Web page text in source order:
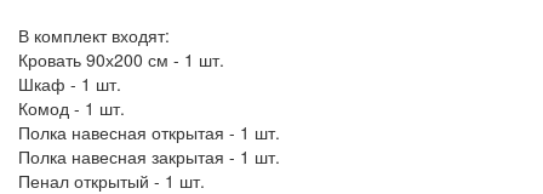
В комплект входят:
Кровать 90х200 см - 1 шт.
Шкаф - 1 шт.
Комод - 1 шт.
Полка навесная открытая - 1 шт.
Полка навесная закрытая - 1 шт.
Пенал открытый - 1 шт.